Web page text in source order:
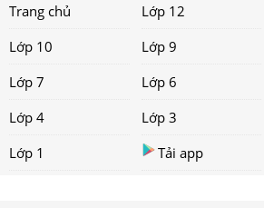
Trang chủ Lớp 12
Lớp 10
Lớp 9
Lớp 7
Lớp 6
Lớp 4
Lớp 3
Lớp 1
Tải app